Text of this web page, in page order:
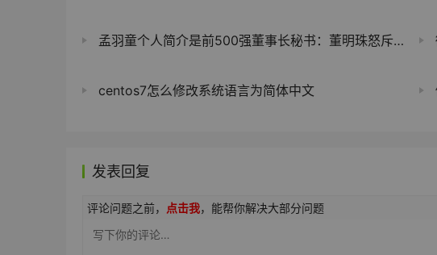
孟羽童个人简介是前500强董事长秘书：董明珠怒斥“借平台当网红”
centos7怎么修改系统语言为简体中文
发表回复
评论问题之前， 点击我，能帮你解决大部分问题